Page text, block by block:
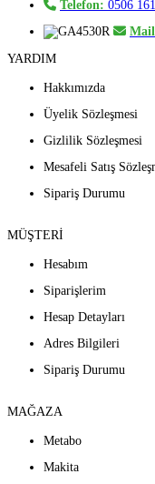
Telefon: 0506
YARDIM
Hakkımızda
Üyelik Sözleşmesi
Gizlilik Sözleşmesi
Mesafeli Satış
Sipariş Durumu
MÜŞTERİ
Hesabım
Siparişlerim
Hesap Detayları
Adres Bilgileri
Sipariş Durumu
MAĞAZA
Metabo
Makita